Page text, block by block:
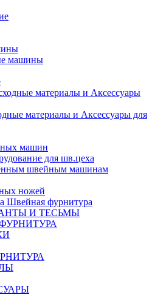
машины
материалы и Аксессуары для
машин
для шв.цеха
швейным машинам
ножей
Швейная фурнитура
И ТЕСЬМЫ